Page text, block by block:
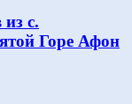
с.
Горе Афон